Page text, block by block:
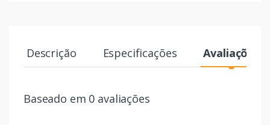
Descrição Especificações Avaliações
Baseado em 0 avaliações